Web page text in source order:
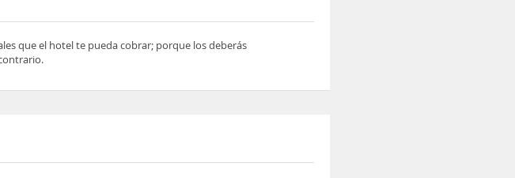
que el hotel te pueda cobrar; porque los deberás